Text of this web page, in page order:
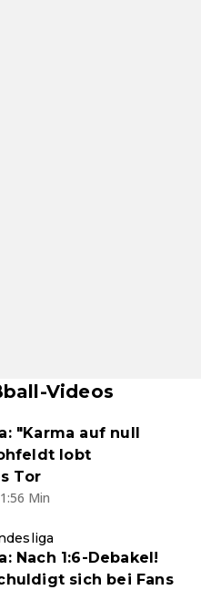
Videos
"Karma auf null
lobt
Tor
Min
Nach 1:6-Debakel!
sich bei Fans